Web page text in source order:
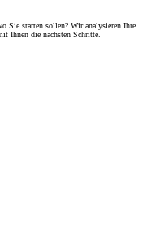
Sie starten sollen? Wir analysieren Ihre
Ihnen die nächsten Schritte.